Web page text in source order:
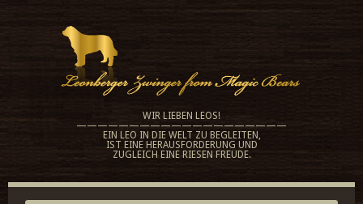
WIR LIEBEN LEOS!
————————————————————
EIN LEO IN DIE WELT ZU BEGLEITEN,
IST EINE HERAUSFORDERUNG UND
ZUGLEICH EINE RIESEN FREUDE.